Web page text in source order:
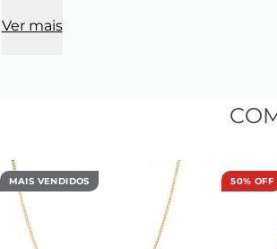
Características do Brinco:
- Modelo: Huggie Hoop
Ver mais
MAIS VENDIDOS 50% OFF